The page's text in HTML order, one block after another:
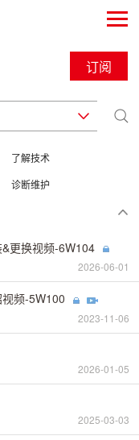
订阅
了解技术
诊断维护
更换视频-6W104
2026-06-01
频-5W100
2023-11-06
2026-01-05
2025-03-03